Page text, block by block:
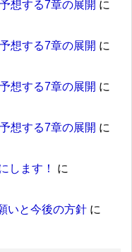
想する7章の展開 に
想する7章の展開 に
想する7章の展開 に
想する7章の展開 に
します！
に
いと今後の方針 に